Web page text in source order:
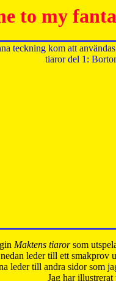
to my
Maktens tiarorsom
leder till ett smakprov
leder till andra sidor som
Jag har